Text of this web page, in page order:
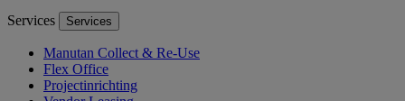
Services Services
Manutan Collect & Re-Use
Flex Office
Projectinrichting